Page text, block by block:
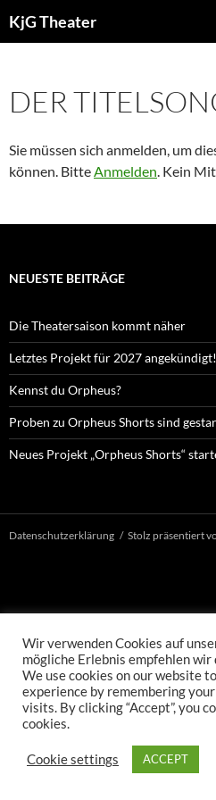
Inhalt
KjG Theater
DER
Sie müssen sich anmelden, um
können. BitteAnmelden. Kein
NEUESTE BEITRÄGE
Die Theatersaison kommt näher
Letztes Projekt für 2027 angekündigt!
Kennst du Orpheus?
Proben zu Orpheus Shorts sind
Neues Projekt „Orpheus Shorts“
Datenschutzerklärung Stolz präsentiert
Wir verwenden Cookies auf
mögliche Erlebnis empfehlen
We use cookies on our website
experience by remembering
visits. By clicking “Accept”, you
cookies.
Cookie settings ACCEPT